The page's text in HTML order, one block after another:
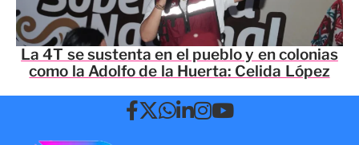
La 4T se sustenta en el pueblo y en colonias
como la Adolfo de la Huerta: Celida López